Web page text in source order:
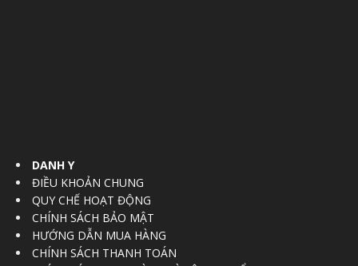
DANH Y
ĐIỀU KHOẢN CHUNG
QUY CHẾ HOẠT ĐỘNG
CHÍNH SÁCH BẢO MẬT
HƯỚNG DẪN MUA HÀNG
CHÍNH SÁCH THANH TOÁN